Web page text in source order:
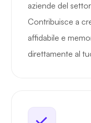
aziende del
Contribuisce a
affidabile e
direttamente al